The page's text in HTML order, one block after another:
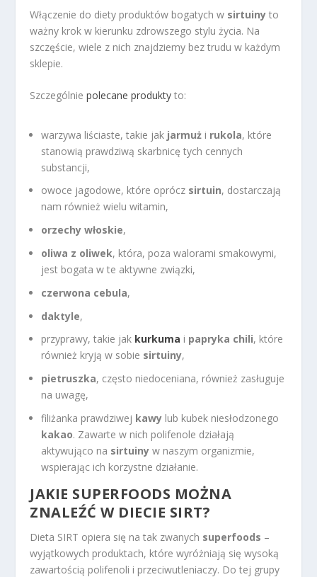
Włączenie do diety produktów bogatych w sirtuiny to
ważny krok w kierunku zdrowszego stylu życia. Na
szczęście, wiele z nich znajdziemy bez trudu w każdym
sklepie.
Szczególniepolecane produkty to:
warzywa liściaste, takie jak jarmuż i rukola, które
stanowią prawdziwą skarbnicę tych cennych
substancji,
owoce jagodowe, które oprócz sirtuin, dostarczają
nam również wielu witamin,
orzechy włoskie,
oliwa z oliwek, która, poza walorami smakowymi,
jest bogata w te aktywne związki,
czerwona cebula,
daktyle,
przyprawy, takie jak kurkuma i papryka chili, które
również kryją w sobie sirtuiny,
pietruszka, często niedoceniana, również zasługuje
na uwagę,
filiżanka prawdziwej kawy lub kubek niesłodzonego
kakao. Zawarte w nich polifenole działają
aktywująco na sirtuiny w naszym organizmie,
wspierając ich korzystne działanie.
JAKIE SUPERFOODS MOŻNA
ZNALEŹĆ W DIECIE SIRT?
Dieta SIRT opiera się na tak zwanych superfoods –
wyjątkowych produktach, które wyróżniają się wysoką
zawartością polifenoli i przeciwutleniaczy. Do tej grupy